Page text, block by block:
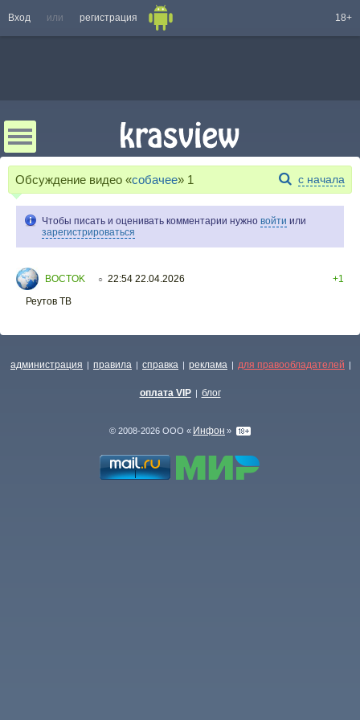
Вход или регистрация 18+
Обсуждение видео «собачее» 1 с начала
Чтобы писать и оценивать комментарии нужно войти или
зарегистрироваться
BOCTOK ○ 22:54 22.04.2026
+1
Реутов ТВ
администрация | правила | справка | реклама | для правообладателей |
оплата VIP | блог
© 2008-2026 ООО « Инфон »